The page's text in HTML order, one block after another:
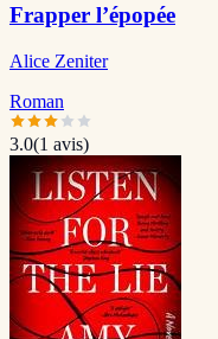
Frapper l’épopée
Alice Zeniter
Roman
3.0(1 avis)